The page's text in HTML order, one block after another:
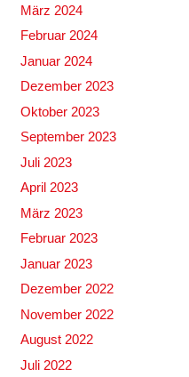
März 2024
Februar 2024
Januar 2024
Dezember 2023
Oktober 2023
September 2023
Juli 2023
April 2023
März 2023
Februar 2023
Januar 2023
Dezember 2022
November 2022
August 2022
Juli 2022